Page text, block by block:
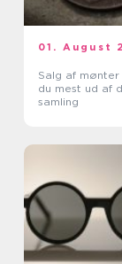
01. August
Salg af mønter sådan får
du mest ud af
samling